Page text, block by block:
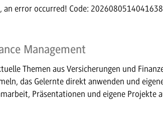
an error occurred! Code:
Management
Themen aus Versicherungen und
das Gelernte direkt anwenden und
Präsentationen und eigene Projekte